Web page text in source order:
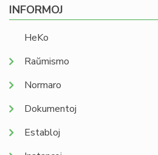
INFORMOJ
HeKo
Raŭmismo
Normaro
Dokumentoj
Establoj